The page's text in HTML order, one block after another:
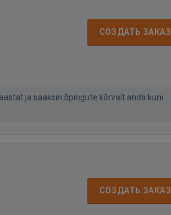
СОЗДАТЬ ЗАКАЗ
ja saaksin õpingute kõrvalt anda kuni ...
СОЗДАТЬ ЗАКАЗ